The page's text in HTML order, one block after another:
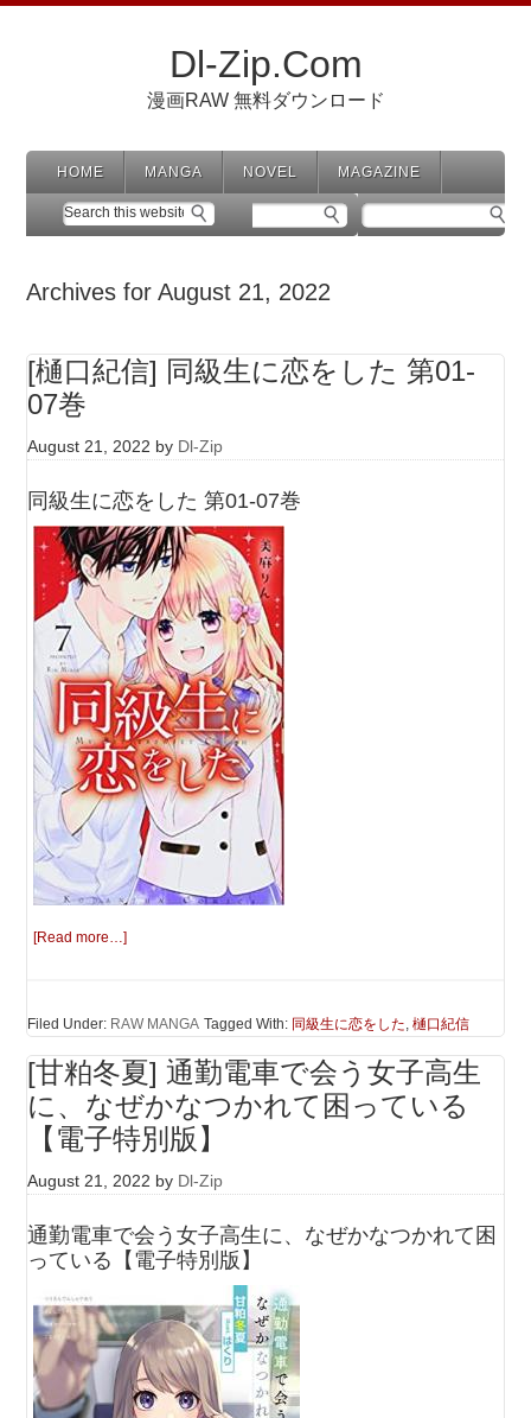
Dl-Zip.Com
漫画RAW 無料ダウンロード
HOME MANGA NOVEL MAGAZINE
Archives for August 21, 2022
[樋口紀信] 同級生に恋をした 第01-
07巻
August 21, 2022 by Dl-Zip
同級生に恋をした 第01-07巻
[Read more…]
Filed Under: RAW MANGA Tagged With: 同級生に恋をした,樋口紀信
[甘粕冬夏] 通勤電車で会う女子高生
に、なぜかなつかれて困っている
【電子特別版】
August 21, 2022 by Dl-Zip
通勤電車で会う女子高生に、なぜかなつかれて困
っている【電子特別版】